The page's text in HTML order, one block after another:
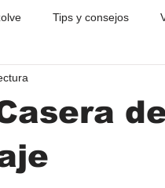
Tips y consejos